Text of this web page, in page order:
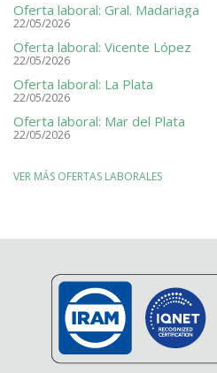
Oferta laboral: Gral. Madariaga
22/05/2026
Oferta laboral: Vicente López
22/05/2026
Oferta laboral: La Plata
22/05/2026
Oferta laboral: Mar del Plata
22/05/2026
VER MÁS OFERTAS LABORALES